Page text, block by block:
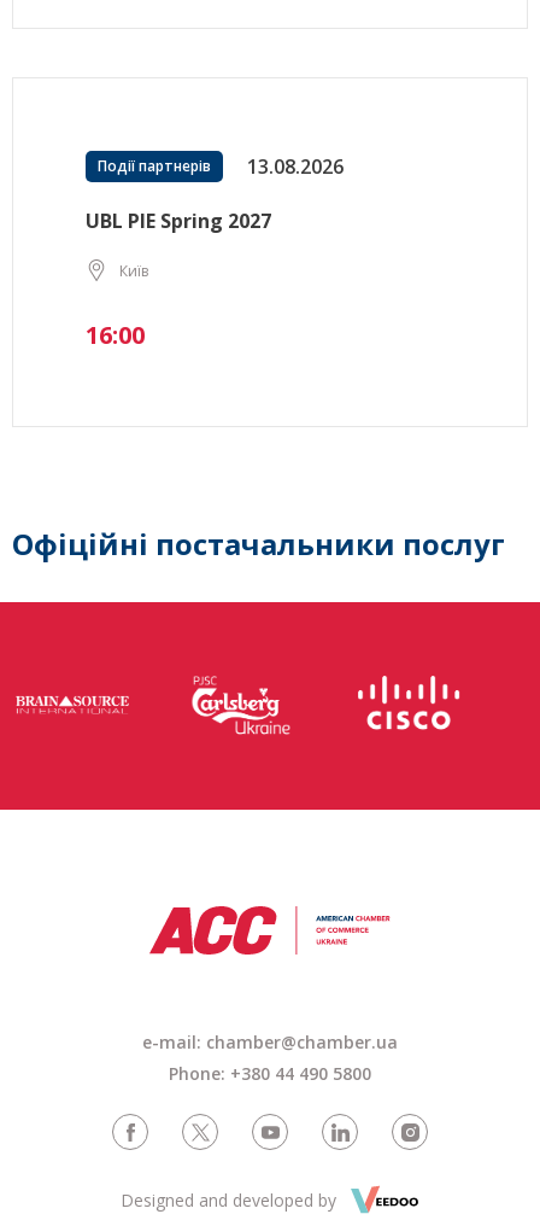
Події партнерів 13.08.2026
UBL PIE Spring 2027
Київ
16:00
Офіційні постачальники послуг
e-mail: chamber@chamber.ua
Phone: +380 44 490 5800
Designed and developed by